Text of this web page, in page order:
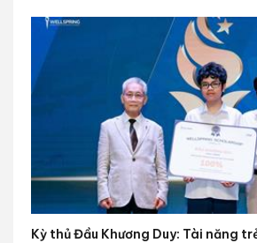
Kỳ thủ Đầu Khương Duy: Tài năng